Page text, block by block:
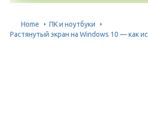
Home
ПК и ноутбуки
Растянутый экран на Windows 10 — как